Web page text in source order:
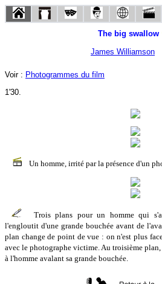
The big swallow
James Williamson
Voir : Photogrammes du film
1'30.
Un homme, irrité par la présence d'un
Trois plans pour un homme qui
l'engloutit d'une grande bouchée avant de
plan change de point de vue : on n'est plus
avec le photographe victime. Au troisième
à l'homme avalant sa grande bouchée.